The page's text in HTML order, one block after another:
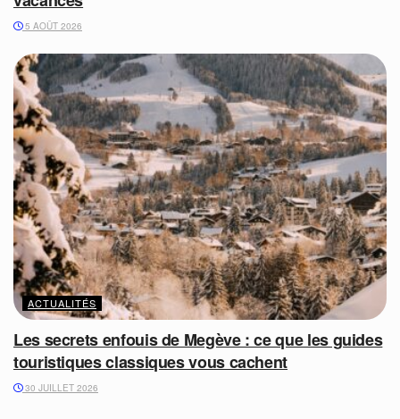
5 AOÛT 2026
ACTUALITÉS
Les secrets enfouis de Megève : ce que les guides
touristiques classiques vous cachent
30 JUILLET 2026